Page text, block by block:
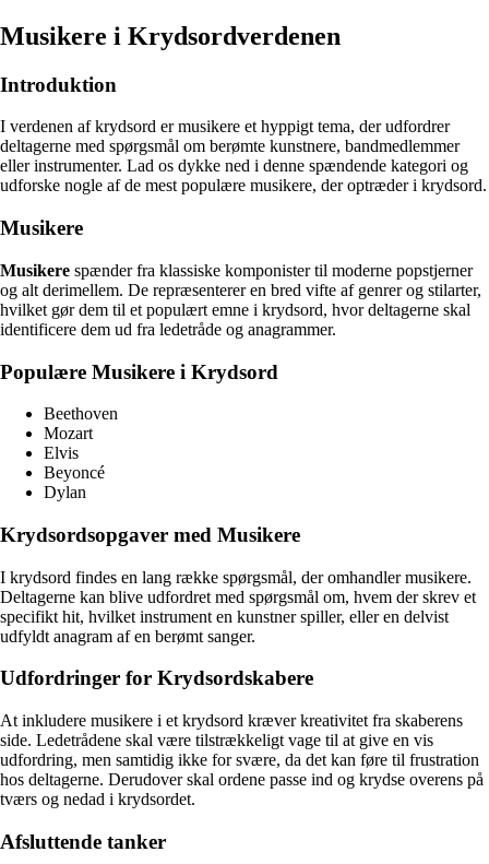
Musikere i Krydsordverdenen
Introduktion
I verdenen af krydsord er musikere et hyppigt tema, der udfordrer
deltagerne med spørgsmål om berømte kunstnere, bandmedlemmer
eller instrumenter. Lad os dykke ned i denne spændende kategori og
udforske nogle af de mest populære musikere, der optræder i krydsord.
Musikere
Musikere spænder fra klassiske komponister til moderne popstjerner
og alt derimellem. De repræsenterer en bred vifte af genrer og stilarter,
hvilket gør dem til et populært emne i krydsord, hvor deltagerne skal
identificere dem ud fra ledetråde og anagrammer.
Populære Musikere i Krydsord
Beethoven
Mozart
Elvis
Beyoncé
Dylan
Krydsordsopgaver med Musikere
I krydsord findes en lang række spørgsmål, der omhandler musikere.
Deltagerne kan blive udfordret med spørgsmål om, hvem der skrev et
specifikt hit, hvilket instrument en kunstner spiller, eller en delvist
udfyldt anagram af en berømt sanger.
Udfordringer for Krydsordskabere
At inkludere musikere i et krydsord kræver kreativitet fra skaberens
side. Ledetrådene skal være tilstrækkeligt vage til at give en vis
udfordring, men samtidig ikke for svære, da det kan føre til frustration
hos deltagerne. Derudover skal ordene passe ind og krydse overens på
tværs og nedad i krydsordet.
Afsluttende tanker